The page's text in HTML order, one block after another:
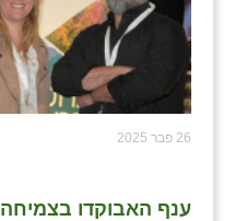
26 פבר 2025
ענף האבוקדו בצמיחה